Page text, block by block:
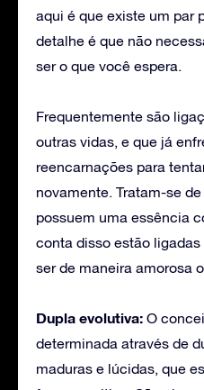
aqui é que existe um par
detalhe é que não
ser o que você espera.
Frequentemente são
outras vidas, e que já
reencarnações para
novamente. Tratam-se
possuem uma essência
conta disso estão
ser de maneira amorosa
Dupla evolutiva: O
determinada através de
maduras e lúcidas, que